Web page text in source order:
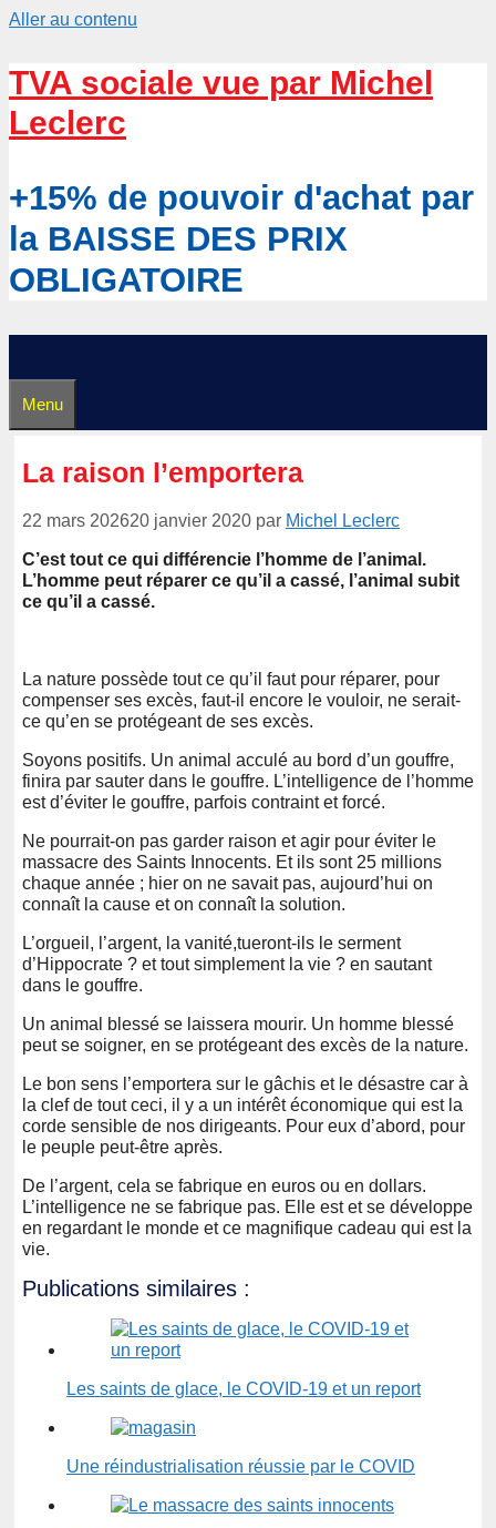
Aller au contenu
TVA sociale vue par Michel
Leclerc
+15% de pouvoir d'achat par
la BAISSE DES PRIX
OBLIGATOIRE
Menu
La raison l’emportera
22 mars 202620 janvier 2020 par Michel Leclerc
C’est tout ce qui différencie l’homme de l’animal.
L’homme peut réparer ce qu’il a cassé, l’animal subit
ce qu’il a cassé.
La nature possède tout ce qu’il faut pour réparer, pour
compenser ses excès, faut-il encore le vouloir, ne serait-
ce qu’en se protégeant de ses excès.
Soyons positifs. Un animal acculé au bord d’un gouffre,
finira par sauter dans le gouffre. L’intelligence de l’homme
est d’éviter le gouffre, parfois contraint et forcé.
Ne pourrait-on pas garder raison et agir pour éviter le
massacre des Saints Innocents. Et ils sont 25 millions
chaque année ; hier on ne savait pas, aujourd’hui on
connaît la cause et on connaît la solution.
L’orgueil, l’argent, la vanité,tueront-ils le serment
d’Hippocrate ? et tout simplement la vie ? en sautant
dans le gouffre.
Un animal blessé se laissera mourir. Un homme blessé
peut se soigner, en se protégeant des excès de la nature.
Le bon sens l’emportera sur le gâchis et le désastre car à
la clef de tout ceci, il y a un intérêt économique qui est la
corde sensible de nos dirigeants. Pour eux d’abord, pour
le peuple peut-être après.
De l’argent, cela se fabrique en euros ou en dollars.
L’intelligence ne se fabrique pas. Elle est et se développe
en regardant le monde et ce magnifique cadeau qui est la
vie.
Publications similaires :
Les saints de glace, le COVID-19 et un report
Une réindustrialisation réussie par le COVID